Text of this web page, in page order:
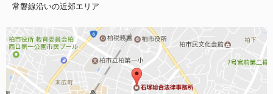
常磐線沿いの近郊エリア